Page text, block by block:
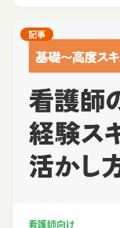
記事
看護師向け